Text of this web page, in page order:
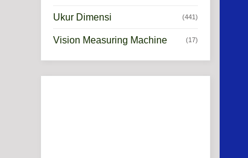
Ukur Dimensi (441)
Vision Measuring Machine (17)